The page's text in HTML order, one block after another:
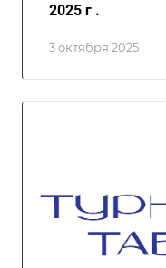
3 октября 2025
2025 г .